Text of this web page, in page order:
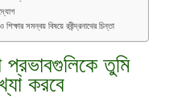
সমন্বয় বিষয়ে রবীন্দ্রনাথের চিন্তা
প্রভাবগুলিকে তুমি
করবে